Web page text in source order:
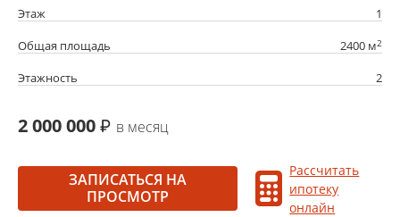
Этаж
1
Общая площадь
2400 м2
Этажность 2
2 000 000 в месяц
ЗАПИСАТЬСЯ НА
ПРОСМОТР
Рассчитать
ипотеку
онлайн